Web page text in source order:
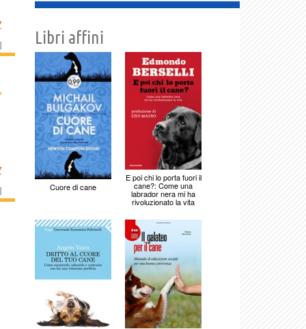
]
]
Libri affini
Cuore di cane
E poi chi lo porta fuori il
cane?: Come una
labrador nera mi ha
rivoluzionato la vita